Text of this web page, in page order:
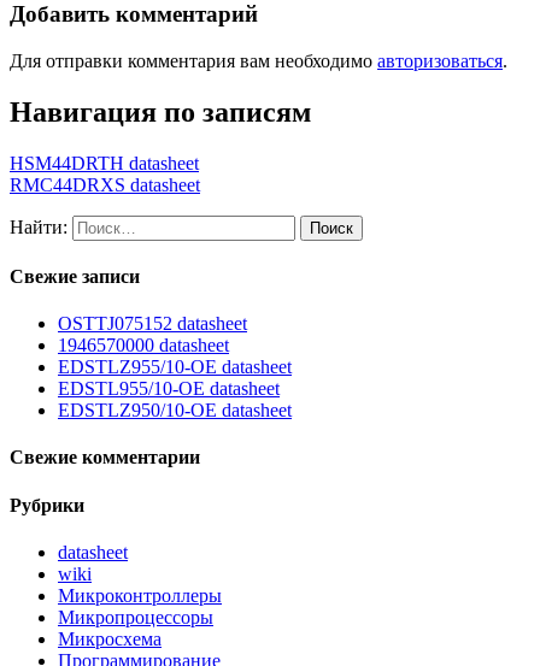
Добавить комментарий
Для отправки комментария вам необходимо авторизоваться.
Навигация по записям
HSM44DRTH datasheet
RMC44DRXS datasheet
Найти:
Свежие записи
OSTTJ075152 datasheet
1946570000 datasheet
EDSTLZ955/10-OE datasheet
EDSTL955/10-OE datasheet
EDSTLZ950/10-OE datasheet
Свежие комментарии
Рубрики
datasheet
wiki
Микроконтроллеры
Микропроцессоры
Микросхема
Программирование